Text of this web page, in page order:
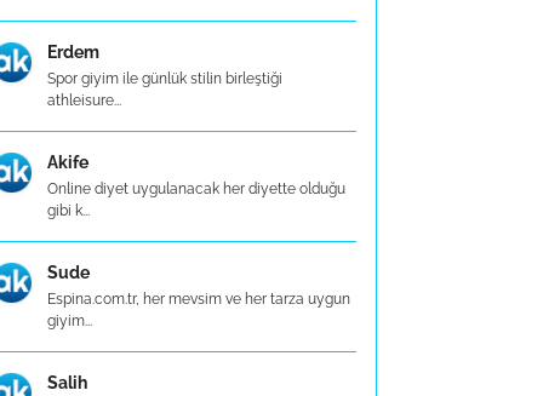
Erdem
Spor giyim ile günlük stilin birleştiği
athleisure...
Akife
Online diyet uygulanacak her diyette olduğu
gibi k...
Sude
Espina.com.tr, her mevsim ve her tarza uygun
giyim...
Salih